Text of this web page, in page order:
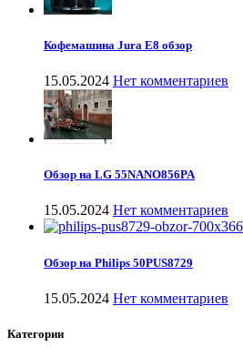
Кофемашина Jura E8 обзор
15.05.2024 Нет комментариев
Обзор на LG 55NANO856PA
15.05.2024 Нет комментариев
Обзор на Philips 50PUS8729
15.05.2024 Нет комментариев
Категории